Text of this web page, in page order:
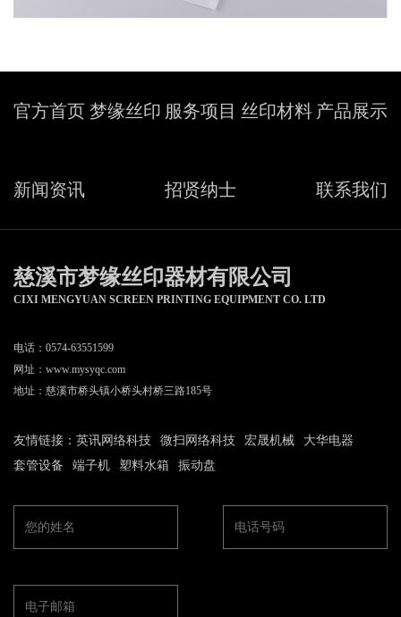
官方首页 梦缘丝印 服务项目 丝印材料 产品展示
新闻资讯 招贤纳士 联系我们
慈溪市梦缘丝印器材有限公司
CIXI MENGYUAN SCREEN PRINTING EQUIPMENT CO. LTD
电话：0574-63551599
网址： www.mysyqc.com
地址：慈溪市桥头镇小桥头村桥三路185号
友情链接： 英讯网络科技 微扫网络科技 宏晟机械
大华电器
套管设备
端子机 塑料水箱 振动盘